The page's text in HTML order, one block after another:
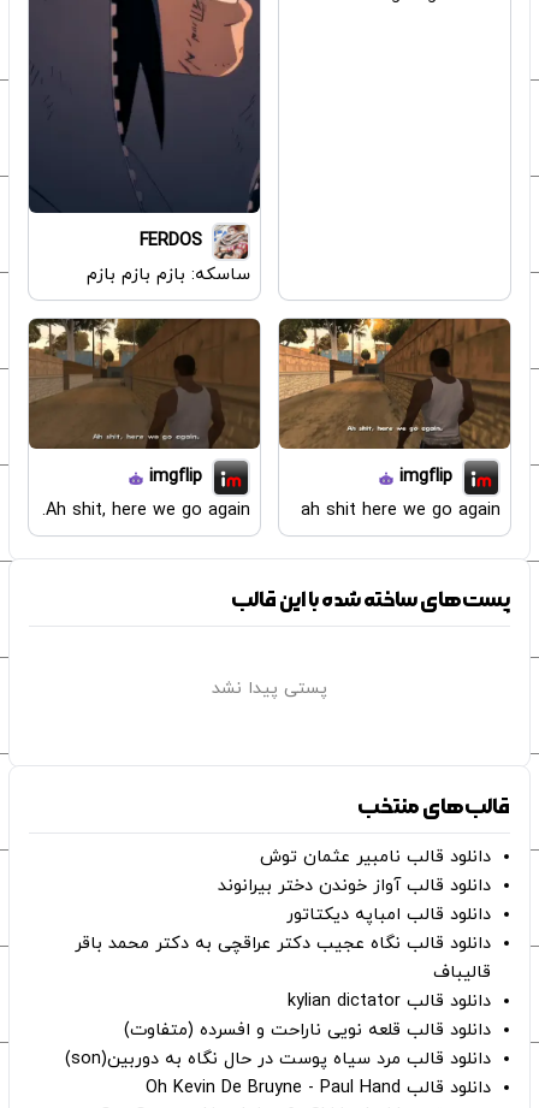
FERDOS
ساسکه: بازم بازم بازم
imgflip
ah shit here we go again
imgflip
Ah shit, here we go again.
پست‌های ساخته شده با این قالب
پستی پیدا نشد
قالب‌های منتخب
دانلود قالب نامبیر عثمان ‌توش
دانلود قالب آواز خوندن دختر بیرانوند
دانلود قالب امباپه دیکتاتور
دانلود قالب نگاه عجیب دکتر عراقچی به دکتر محمد باقر
قالیباف
دانلود قالب kylian dictator
دانلود قالب قلعه نویی ناراحت و افسرده (متفاوت)
دانلود قالب مرد سیاه پوست در حال نگاه به دوربین(son)
دانلود قالب Oh Kevin De Bruyne - Paul Hand